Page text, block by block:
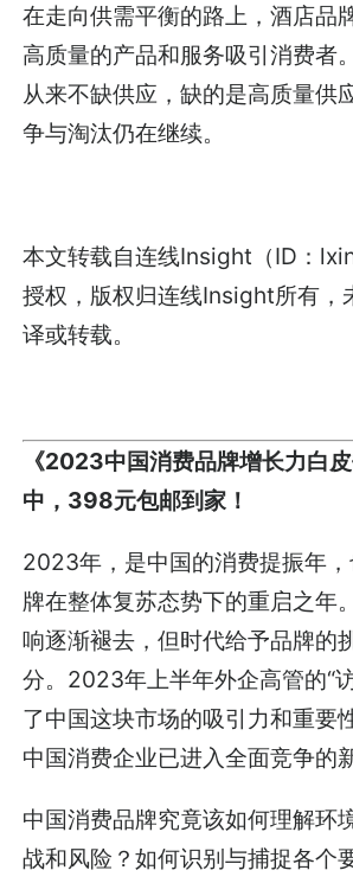
在走向供需平衡的路上，酒店品
高质量的产品和服务吸引消费者
从来不缺供应，缺的是高质量供
争与淘汰仍在继续。
本文转载自连线Insight（ID：
授权，版权归连线Insight所有，
译或转载。
《2023中国消费品牌增长力白
中，398元包邮到家！
2023年，是中国的消费提振年
牌在整体复苏态势下的重启之年
响逐渐褪去，但时代给予品牌的
分。2023年上半年外企高管的“
了中国这块市场的吸引力和重要
中国消费企业已进入全面竞争的
中国消费品牌究竟该如何理解环
战和风险？如何识别与捕捉各个